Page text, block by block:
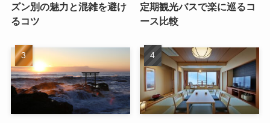
ズン別の魅力と混雑を避け
るコツ
定期観光バスで楽に巡るコ
ース比較